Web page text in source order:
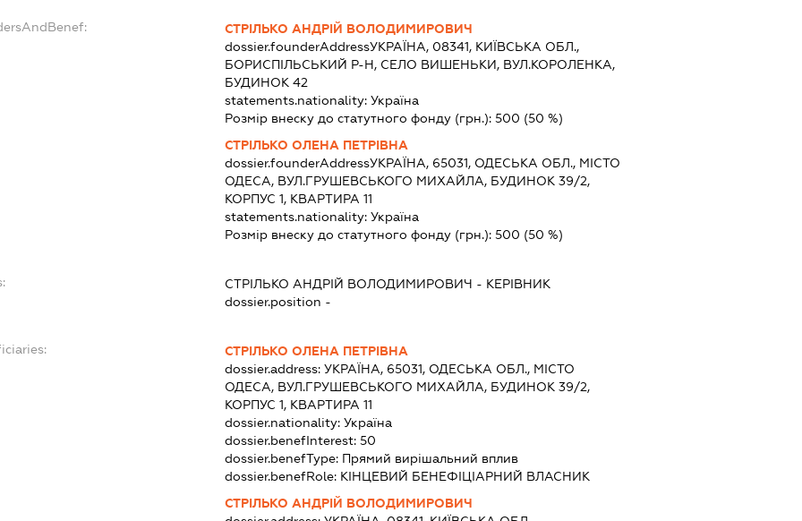
СТРІЛЬКО АНДРІЙ ВОЛОДИМИРОВИЧ
dossier.founderAddressУКРАЇНА, 08341, КИЇВСЬКА ОБЛ.,
БОРИСПІЛЬСЬКИЙ Р-Н, СЕЛО ВИШЕНЬКИ, ВУЛ.КОРОЛЕНКА,
БУДИНОК 42
statements.nationality: Україна
Розмір внеску до статутного фонду (грн.): 500 (50 %)
СТРІЛЬКО ОЛЕНА ПЕТРІВНА
dossier.founderAddressУКРАЇНА, 65031, ОДЕСЬКА ОБЛ., МІСТО
ОДЕСА, ВУЛ.ГРУШЕВСЬКОГО МИХАЙЛА, БУДИНОК 39/2,
КОРПУС 1, КВАРТИРА 11
statements.nationality: Україна
Розмір внеску до статутного фонду (грн.): 500 (50 %)
СТРІЛЬКО АНДРІЙ ВОЛОДИМИРОВИЧ - КЕРІВНИК
dossier.position -
СТРІЛЬКО ОЛЕНА ПЕТРІВНА
dossier.address: УКРАЇНА, 65031, ОДЕСЬКА ОБЛ., МІСТО
ОДЕСА, ВУЛ.ГРУШЕВСЬКОГО МИХАЙЛА, БУДИНОК 39/2,
КОРПУС 1, КВАРТИРА 11
dossier.nationality: Україна
dossier.benefInterest: 50
dossier.benefType: Прямий вирішальний вплив
dossier.benefRole: КІНЦЕВИЙ БЕНЕФІЦІАРНИЙ ВЛАСНИК
СТРІЛЬКО АНДРІЙ ВОЛОДИМИРОВИЧ